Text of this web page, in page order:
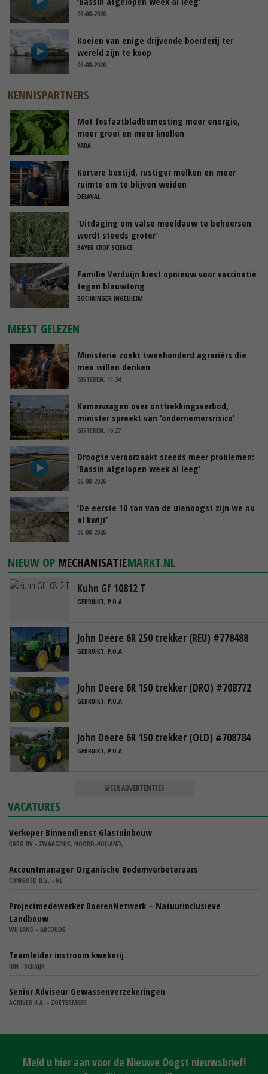
06-08-2026
Koeien van enige drijvende boerderij ter
wereld zijn te koop
06-08-2026
KENNISPARTNERS
Met fosfaatbladbemesting meer energie,
meer groei en meer knollen
YARA
Kortere boxtijd, rustiger melken en meer
ruimte om te blijven weiden
DELAVAL
‘Uitdaging om valse meeldauw te beheersen
wordt steeds groter’
BAYER CROP SCIENCE
Familie Verduijn kiest opnieuw voor vaccinatie
tegen blauwtong
BOEHRINGER INGELHEIM
MEEST GELEZEN
Ministerie zoekt tweehonderd agrariërs die
mee willen denken
GISTEREN, 11:34
Kamervragen over onttrekkingsverbod,
minister spreekt van ‘ondernemersrisico’
GISTEREN, 16:27
Droogte veroorzaakt steeds meer problemen:
‘Bassin afgelopen week al leeg’
06-08-2026
‘De eerste 10 ton van de uienoogst zijn we nu
al kwijt’
06-08-2026
NIEUW OP MECHANISATIEMARKT.NL
Kuhn Gf 10812 T
GEBRUIKT, P.O.A.
John Deere 6R 250 trekker (REU) #778488
GEBRUIKT, P.O.A.
John Deere 6R 150 trekker (DRO) #708772
GEBRUIKT, P.O.A.
John Deere 6R 150 trekker (OLD) #708784
GEBRUIKT, P.O.A.
MEER ADVERTENTIES
VACATURES
Verkoper Binnendienst Glastuinbouw
KARO BV - ZWAAGDIJK, NOORD-HOLLAND,
Accountmanager Organische Bodemverbeteraars
COMGOED B.V. - NL
Projectmedewerker BoerenNetwerk – Natuurinclusieve
Landbouw
WIJ.LAND - ABCOUDE
Teamleider instroom kwekerij
IBN - SCHAIJK
Senior Adviseur Gewassenverzekeringen
AGRIVER U.A. - ZOETERMEER
Meld u hier aan voor de Nieuwe Oogst nieuwsbrief!